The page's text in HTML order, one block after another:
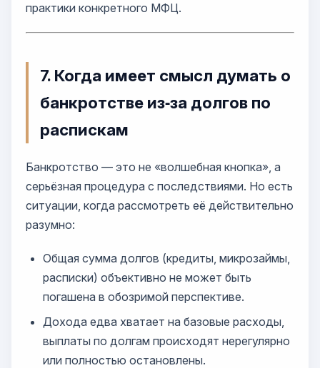
практики конкретного МФЦ.
7. Когда имеет смысл думать о
банкротстве из‑за долгов по
распискам
Банкротство — это не «волшебная кнопка», а
серьёзная процедура с последствиями. Но есть
ситуации, когда рассмотреть её действительно
разумно:
Общая сумма долгов (кредиты, микрозаймы,
расписки) объективно не может быть
погашена в обозримой перспективе.
Дохода едва хватает на базовые расходы,
выплаты по долгам происходят нерегулярно
или полностью остановлены.